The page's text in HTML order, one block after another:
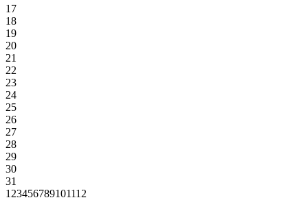
17
18
19
20
21
22
23
24
25
26
27
28
29
30
31
1 23456789101112